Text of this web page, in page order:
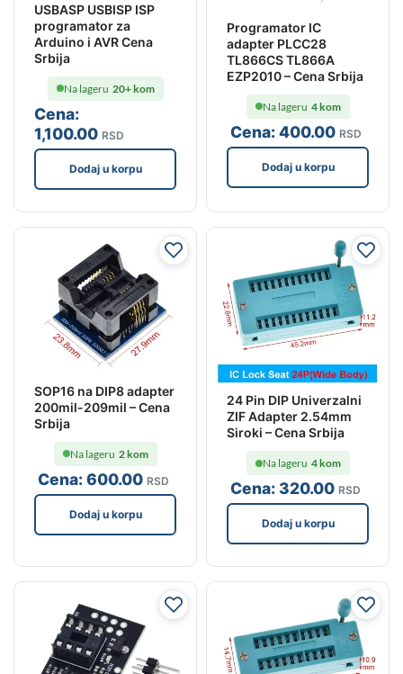
USBASP USBISP ISP
programator za
Arduino i AVR Cena
Srbija
Cena:
1,100.00 RSD
Na lageru 20+ kom
Dodaj u korpu
Programator IC
adapter PLCC28
TL866CS TL866A
EZP2010 – Cena Srbija
Cena:400.00 RSD
Na lageru 4 kom
Dodaj u korpu
SOP16 na DIP8 adapter
200mil-209mil – Cena
Srbija
Cena:600.00 RSD
Na lageru 2 kom
Dodaj u korpu
24 Pin DIP Univerzalni
ZIF Adapter 2.54mm
Siroki – Cena Srbija
Cena:320.00 RSD
Na lageru 4 kom
Dodaj u korpu